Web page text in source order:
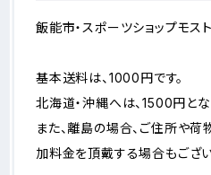
飯能市・スポーツショップモス
基本送料は、1000円です。
北海道・沖縄へは、1500円とな
また、離島の場合、ご住所や
加料金を頂戴する場合もござい